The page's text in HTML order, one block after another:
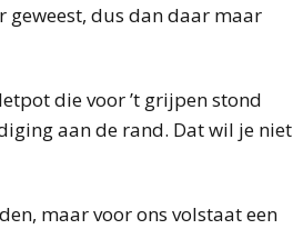
geweest, dus dan daar maar
die voor ’t grijpen stond
aan de rand. Dat wil je niet
maar voor ons volstaat een